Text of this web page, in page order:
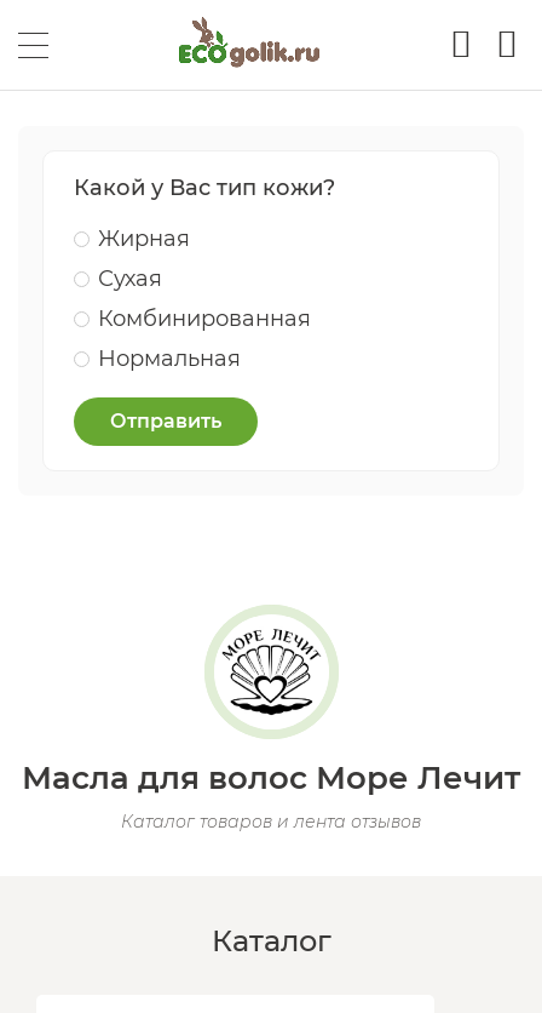
Какой у Вас тип кожи?
Жирная
Сухая
Комбинированная
Нормальная
Отправить
Масла для волос Море Лечит
Каталог товаров и лента отзывов
Каталог